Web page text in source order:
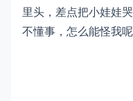
里头，差点把小娃娃
不懂事，怎么能怪我